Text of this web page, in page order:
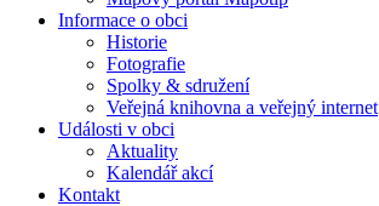
Informace o obci
Historie
Fotografie
Spolky & sdružení
Veřejná knihovna a veřejný internet
Události v obci
Aktuality
Kalendář akcí
Kontakt